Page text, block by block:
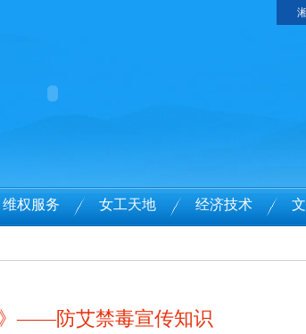
维权服务 女工天地 经济技术
》——防艾禁毒宣传知识